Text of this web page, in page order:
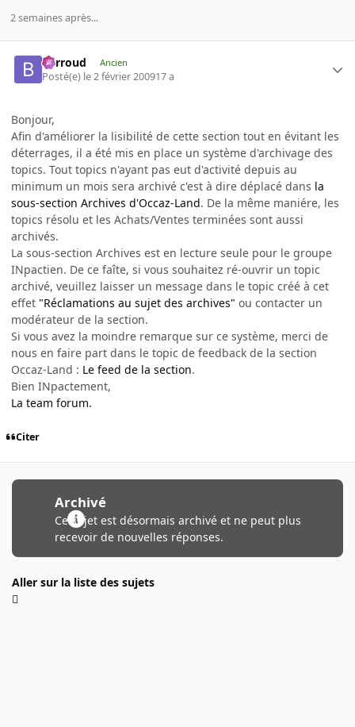
2 semaines après...
Barroud Ancien
Posté(e) le 2 février 200917 a
Bonjour,
Afin d'améliorer la lisibilité de cette section tout en évitant les
déterrages, il a été mis en place un système d'archivage des
topics. Tout topics n'ayant pas eut d'activité depuis au
minimum un mois sera archivé c'est à dire déplacé dans la
sous-section Archives d'Occaz-Land. De la même maniére, les
topics résolu et les Achats/Ventes terminées sont aussi
archivés.
La sous-section Archives est en lecture seule pour le groupe
INpactien. De ce faîte, si vous souhaitez ré-ouvrir un topic
archivé, veuillez laisser un message dans le topic créé à cet
effet "Réclamations au sujet des archives" ou contacter un
modérateur de la section.
Si vous avez la moindre remarque sur ce système, merci de
nous en faire part dans le topic de feedback de la section
Occaz-Land : Le feed de la section.
Bien INpactement,
La team forum.
Citer
Archivé
Ce sujet est désormais archivé et ne peut plus
recevoir de nouvelles réponses.
Aller sur la liste des sujets